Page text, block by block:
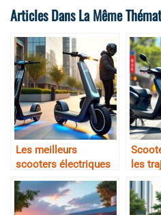
Articles Dans La Même
Les meilleurs
scooters électriques
de 2025
les